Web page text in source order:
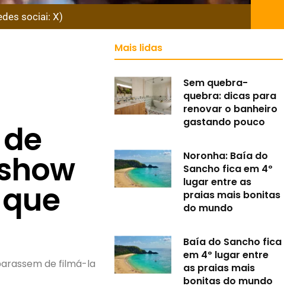
sociai: X)
de filmá-la
Mais lidas
Sem quebra-
quebra: dicas para
renovar o banheiro
gastando pouco
Noronha: Baía do
Sancho fica em 4º
lugar entre as
praias mais bonitas
do mundo
Baía do Sancho fica
em 4º lugar entre
as praias mais
bonitas do mundo